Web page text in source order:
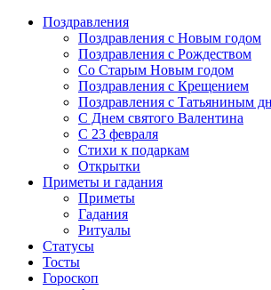
Поздравления
Поздравления с Новым годом
Поздравления с Рождеством
Со Старым Новым годом
Поздравления с Крещением
Поздравления с Татьяниным
С Днем святого Валентина
C 23 февраля
Стихи к подаркам
Открытки
Приметы и гадания
Приметы
Гадания
Ритуалы
Статусы
Тосты
Гороскоп